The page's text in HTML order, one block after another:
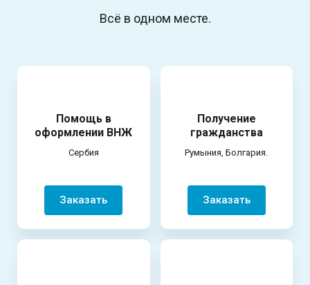
Всё в одном месте.
Помощь в
оформлении ВНЖ
Сербия
Заказать
Получение
гражданства
Румыния, Болгария.
Заказать